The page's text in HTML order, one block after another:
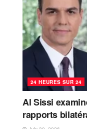
24 HEURES SUR 24
Al Sissi
rapports